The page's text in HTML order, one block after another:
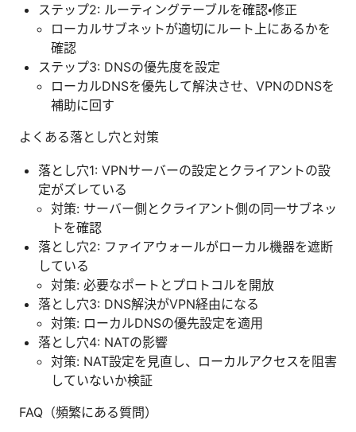
ステップ2: ルーティングテーブルを確認・修正
ローカルサブネットが適切にルート上にあるかを
確認
ステップ3: DNSの優先度を設定
ローカルDNSを優先して解決させ、VPNのDNSを
補助に回す
よくある落とし穴と対策
落とし穴1: VPNサーバーの設定とクライアントの設
定がズレている
対策: サーバー側とクライアント側の同一サブネッ
トを確認
落とし穴2: ファイアウォールがローカル機器を遮断
している
対策: 必要なポートとプロトコルを開放
落とし穴3: DNS解決がVPN経由になる
対策: ローカルDNSの優先設定を適用
落とし穴4: NATの影響
対策: NAT設定を見直し、ローカルアクセスを阻害
していないか検証
FAQ（頻繁にある質問）